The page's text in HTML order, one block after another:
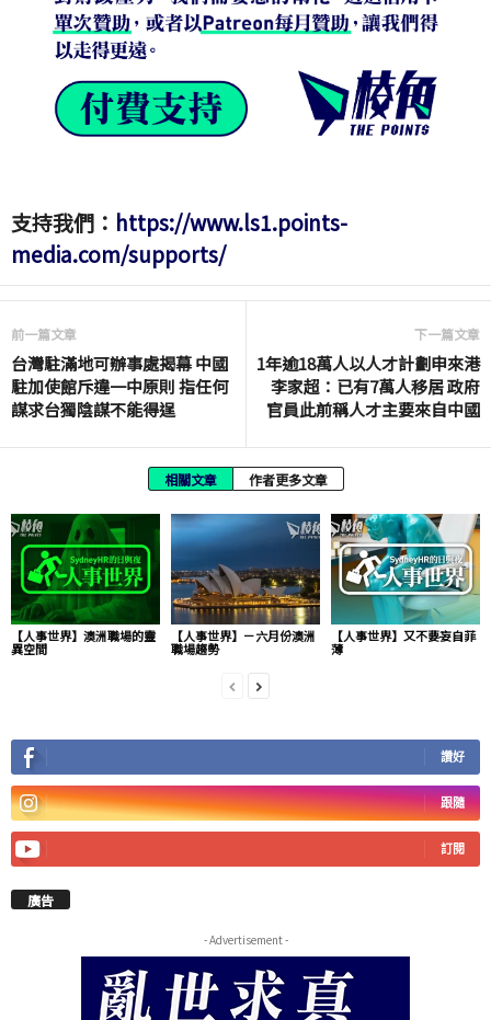
支持我們： https://www.ls1.points-
media.com/supports/
前一篇文章
台灣駐滿地可辦事處揭幕 中國
駐加使館斥違一中原則 指任何
謀求台獨陰謀不能得逞
下一篇文章
1年逾18萬人以人才計劃申來港
李家超：已有7萬人移居 政府
官員此前稱人才主要來自中國
相關文章 作者更多文章
【人事世界】澳洲職場的靈
異空間
【人事世界】－六月份澳洲
職場趨勢
【人事世界】又不要妄自菲
薄
讚好
跟隨
訂閱
廣告
- Advertisement -